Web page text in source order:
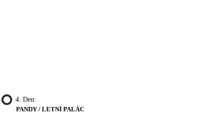
4. Den:
PANDY / LETNÍ PALÁC